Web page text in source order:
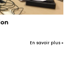
En savoir plus »